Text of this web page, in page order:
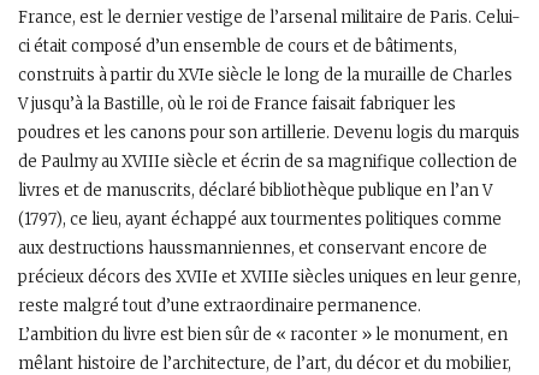
France, est le dernier vestige de l’arsenal militaire de Paris. Celui-
ci était composé d’un ensemble de cours et de bâtiments,
construits à partir du XVIe siècle le long de la muraille de Charles
V jusqu’à la Bastille, où le roi de France faisait fabriquer les
poudres et les canons pour son artillerie. Devenu logis du marquis
de Paulmy au XVIIIe siècle et écrin de sa magnifique collection de
livres et de manuscrits, déclaré bibliothèque publique en l’an V
(1797), ce lieu, ayant échappé aux tourmentes politiques comme
aux destructions haussmanniennes, et conservant encore de
précieux décors des XVIIe et XVIIIe siècles uniques en leur genre,
reste malgré tout d’une extraordinaire permanence.
L’ambition du livre est bien sûr de « raconter » le monument, en
mêlant histoire de l’architecture, de l’art, du décor et du mobilier,